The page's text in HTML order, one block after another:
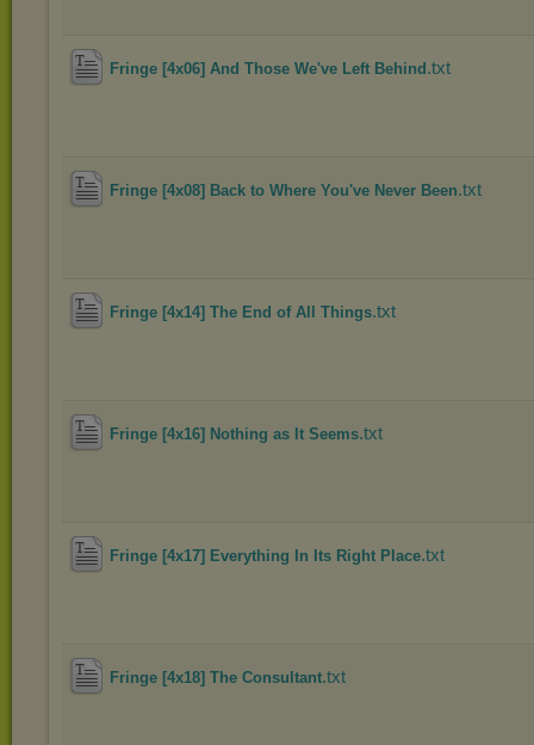
Fringe [4x06] And Those We've Left Behind .txt
Fringe [4x08] Back to Where You've Never Been.txt
Fringe [4x14] The End of All Things.txt
Fringe [4x16] Nothing as It Seems.txt
Fringe [4x17] Everything In Its Right Place.txt
Fringe [4x18] The Consultant.txt